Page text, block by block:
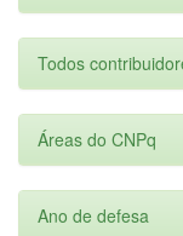
Todos
Áreas do CNPq
Ano de defesa